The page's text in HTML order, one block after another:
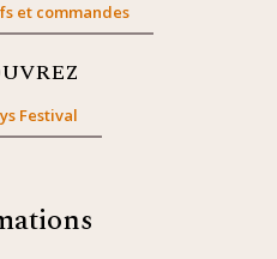
et commandes
Festival